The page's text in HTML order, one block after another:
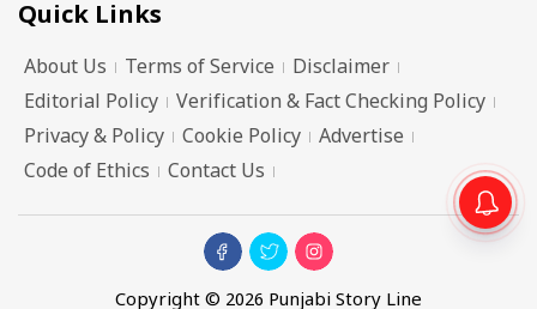
Quick Links
About Us Terms of Service
Disclaimer
Editorial Policy
Verification & Fact Checking Policy
Privacy & Policy
Cookie Policy
Advertise
Code of Ethics
Contact Us
Copyright © 2026 Punjabi Story Line